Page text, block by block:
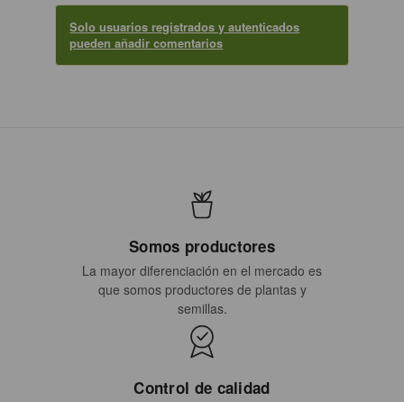
Solo usuarios registrados y autenticados
pueden añadir comentarios
Somos productores
La mayor diferenciación en el mercado es
que somos productores de plantas y
semillas.
Control de calidad